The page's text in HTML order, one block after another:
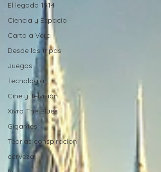
El legado 1914
Ciencia y Espacio
Carta a Vera
Desde las tripas
Juegos
Tecnología
Cine y Telvisión
Xivra The Blues
Gigantes
Teorias conspiracion
cerveza